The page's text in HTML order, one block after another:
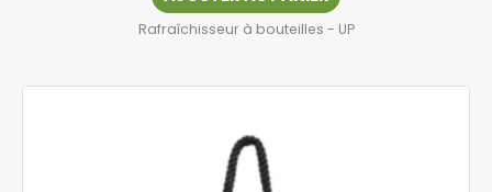
Rafraîchisseur à bouteilles - UP